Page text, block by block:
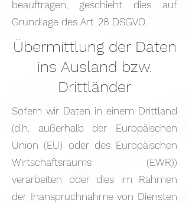
beauftragen, geschieht dies auf
Grundlage des Art. 28 DSGVO.
Übermittlung der Daten
ins Ausland bzw.
Drittländer
Sofern wir Daten in einem Drittland
(d.h. außerhalb der Europäischen
Union (EU) oder des Europäischen
Wirtschaftsraums (EWR))
verarbeiten oder dies im Rahmen
der Inanspruchnahme von Diensten